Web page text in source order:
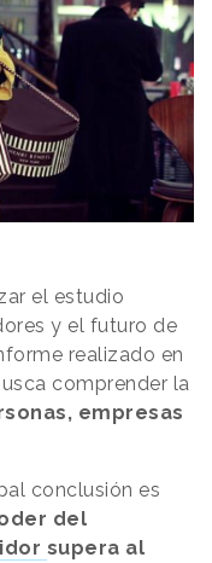
el estudio
y el futuro de
realizado en
comprender la
empresas
conclusión es
del
supera al